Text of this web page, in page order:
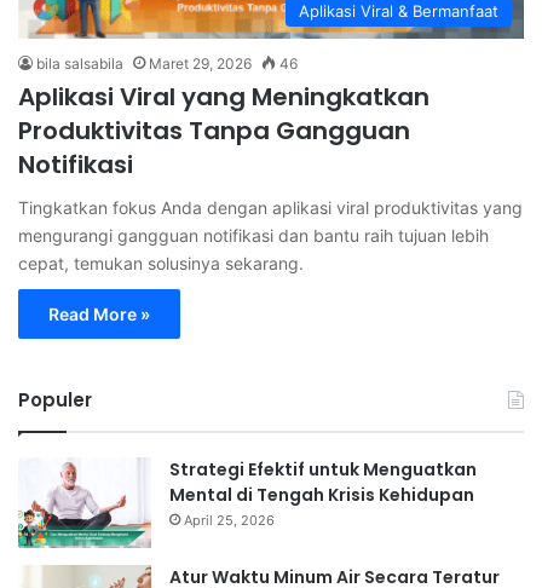
Aplikasi Viral & Bermanfaat
bila salsabila Maret 29, 2026 46
Aplikasi Viral yang Meningkatkan
Produktivitas Tanpa Gangguan
Notifikasi
Tingkatkan fokus Anda dengan aplikasi viral produktivitas yang
mengurangi gangguan notifikasi dan bantu raih tujuan lebih
cepat, temukan solusinya sekarang.
Read More »
Populer
Strategi Efektif untuk Menguatkan
Mental di Tengah Krisis Kehidupan
April 25, 2026
Atur Waktu Minum Air Secara Teratur